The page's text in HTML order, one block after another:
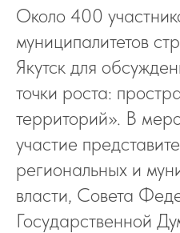
Около 400
муниципалитетов
Якутск для
точки роста:
территорий». В
участие
региональных и
власти, Совета
Государственной